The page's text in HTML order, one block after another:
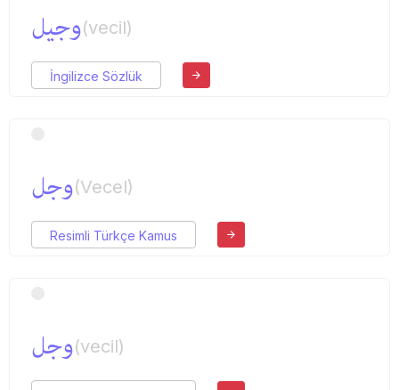
وجیل(vecil)
İngilizce Sözlük
وجل(Vecel)
Resimli Türkçe Kamus
وجل(vecil)